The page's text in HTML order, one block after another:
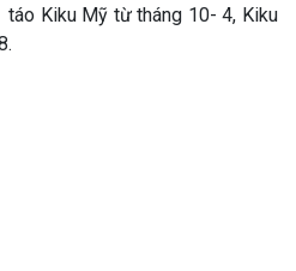
Kiku Mỹ từ tháng 10- 4, Kiku